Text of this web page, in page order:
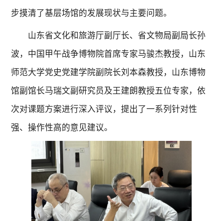
步摸清了基层场馆的发展现状与主要问题。
山东省文化和旅游厅副厅长、省文物局副局长孙
波，中国甲午战争博物院首席专家马骏杰教授，山东
师范大学党史党建学院副院长刘本森教授，山东博物
馆副馆长马瑞文副研究员及王建朗教授五位专家，依
次对课题方案进行深入评议，提出了一系列针对性
强、操作性高的意见建议。